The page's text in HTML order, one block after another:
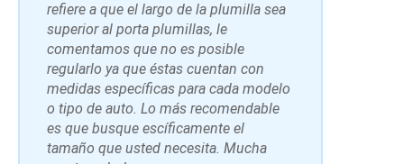
refiere a que el largo de la plumilla sea
superior al porta plumillas, le
comentamos que no es posible
regularlo ya que éstas cuentan con
medidas específicas para cada modelo
o tipo de auto. Lo más recomendable
es que busque escíficamente el
tamaño que usted necesita. Mucha